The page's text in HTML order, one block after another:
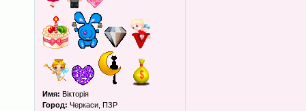
Имя: Вікторія
Город: Черкаси, ПЗР